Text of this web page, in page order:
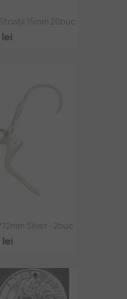
15mm 20buc
Silver -2buc